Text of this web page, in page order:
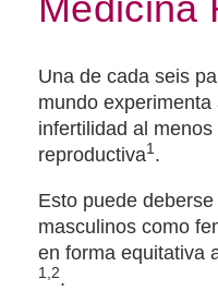
Una de cada seis
mundo
infertilidad al
reproductiva1.
Esto puede
masculinos como
en forma equitativa
1,2.